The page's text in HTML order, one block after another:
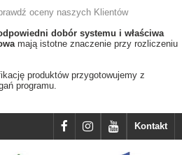
oceny naszych Klientów
dobór systemu i właściwa
mają istotne znaczenie przy rozliczeniu
produktów przygotowujemy z
programu.
Kontakt